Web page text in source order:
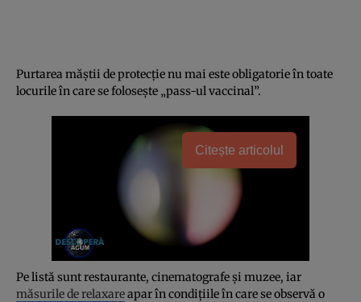
Purtarea măștii de protecție nu mai este obligatorie în toate
locurile în care se folosește „pass-ul vaccinal”.
Citește articolul
Pe listă sunt restaurante, cinematografe și muzee, iar
măsurile de relaxareapar în condițiile în care se observă o